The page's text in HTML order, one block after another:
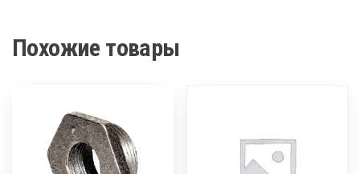
Похожие товары